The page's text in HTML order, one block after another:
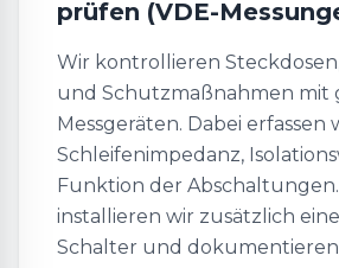
prüfen (VDE-
Wir kontrollieren
und Schutzmaßnahmen mit
Messgeräten. Dabei erfassen
Schleifenimpedanz,
Funktion der
installieren wir zusätzlich
Schalter und